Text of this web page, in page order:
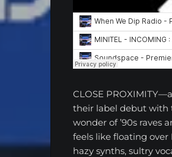
CLOSE
their label debut with
wonder of ’90s raves
feels like floating over
hazy synths, sultry